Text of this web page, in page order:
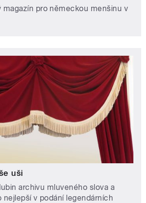
pro německou menšinu v
uši
archivu mluveného slova a
v podání legendárních